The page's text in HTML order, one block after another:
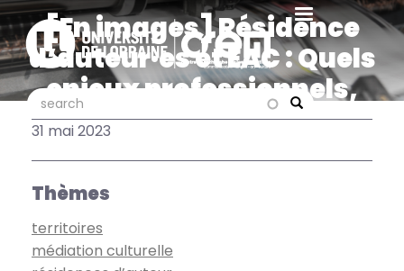
Aller
au
contenu
principal
Search
search search
[En images] Résidence
d’auteur·es et EAC : Quels
enjeux professionnels,
culturels et éducatifs sur
les territoires ?
31 mai 2023
Thèmes
territoires
médiation culturelle